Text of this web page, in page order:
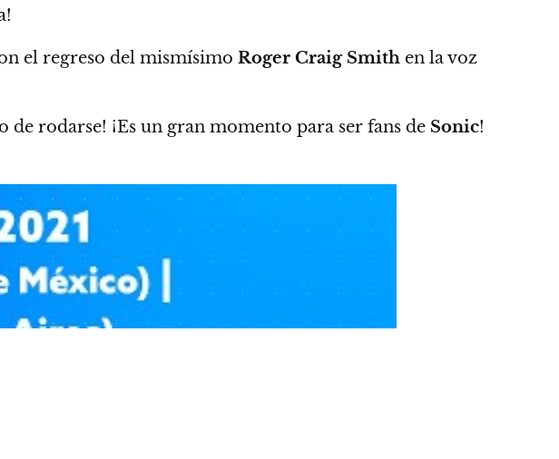
el regreso del mismísimo Roger Craig Smith en la voz
de rodarse! ¡Es un gran momento para ser fans de Sonic!